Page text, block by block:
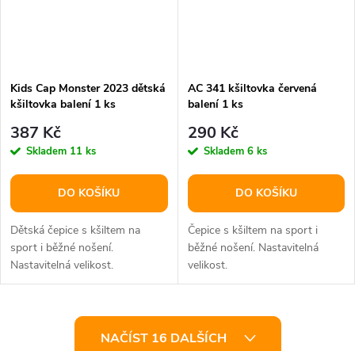
Kids Cap Monster 2023 dětská
kšiltovka balení 1 ks
387 Kč
Skladem 11 ks
DO KOŠÍKU
Dětská čepice s kšiltem na
sport i běžné nošení.
Nastavitelná velikost.
AC 341 kšiltovka červená
balení 1 ks
290 Kč
Skladem 6 ks
DO KOŠÍKU
Čepice s kšiltem na sport i
běžné nošení. Nastavitelná
velikost.
NAČÍST 16 DALŠÍCH